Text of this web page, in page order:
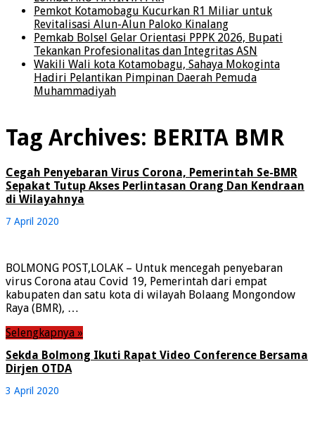
Pemkot Kotamobagu Kucurkan R1 Miliar untuk
Revitalisasi Alun-Alun Paloko Kinalang
Pemkab Bolsel Gelar Orientasi PPPK 2026, Bupati
Tekankan Profesionalitas dan Integritas ASN
Wakili Wali kota Kotamobagu, Sahaya Mokoginta
Hadiri Pelantikan Pimpinan Daerah Pemuda
Muhammadiyah
Tag Archives: BERITA BMR
Cegah Penyebaran Virus Corona, Pemerintah Se-BMR
Sepakat Tutup Akses Perlintasan Orang Dan Kendraan
di Wilayahnya
7 April 2020
BOLMONG POST,LOLAK – Untuk mencegah penyebaran
virus Corona atau Covid 19, Pemerintah dari empat
kabupaten dan satu kota di wilayah Bolaang Mongondow
Raya (BMR), …
Selengkapnya »
Sekda Bolmong Ikuti Rapat Video Conference Bersama
Dirjen OTDA
3 April 2020